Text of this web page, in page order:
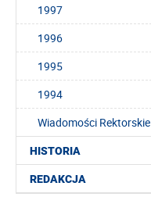
1997
1996
1995
1994
Wiadomości Rektorskie
HISTORIA
REDAKCJA